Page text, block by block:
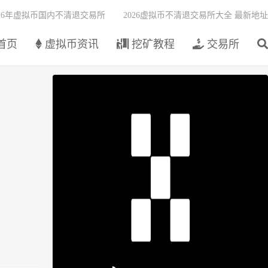
页 虚拟币资讯 挖矿教程 交易所
年虚拟币国内不清退交易所 2026虚拟币不清退交易所大全 最新地址